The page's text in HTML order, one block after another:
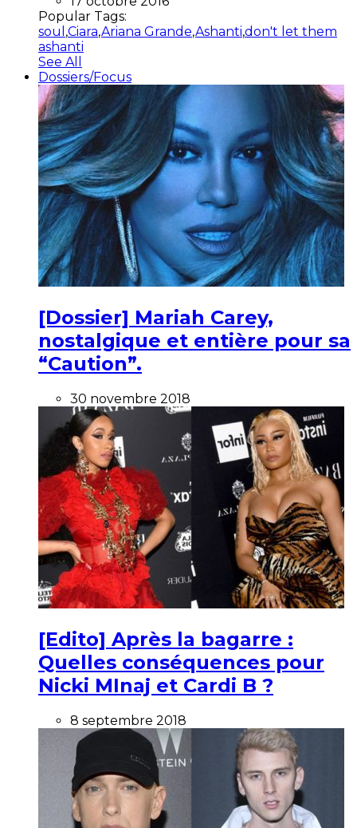
Popular Tags:
soul ,Ciara,Ariana Grande,Ashanti,don't let them
ashanti
See All
Dossiers/Focus
[Dossier] Mariah Carey,
nostalgique et entière pour sa
“Caution”.
30 novembre 2018
[Edito] Après la bagarre :
Quelles conséquences pour
Nicki MInaj et Cardi B ?
8 septembre 2018